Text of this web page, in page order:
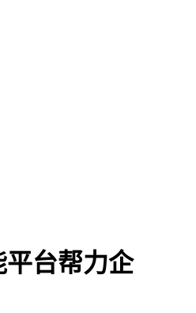
台帮力企